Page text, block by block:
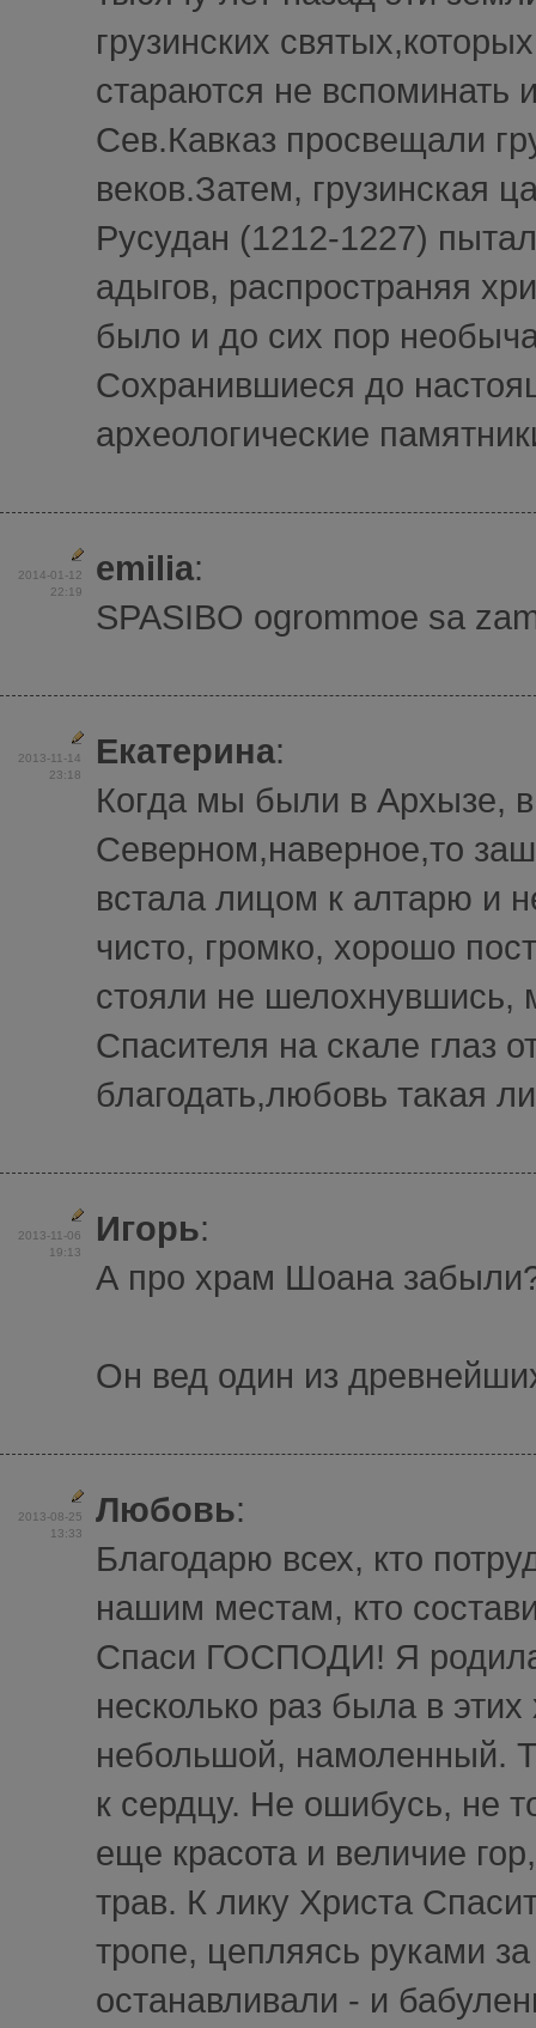
грузинских
стараются не вспоминать
Сев.Кавказ просвещали
веков.Затем, грузинская
Русудан (1212-1227)
адыгов, распространяя
было и до сих пор
Сохранившиеся до
археологические
2014-01-12
22:19
emilia:
SPASIBO ogrommoe sa
2013-11-14
23:18
Екатерина:
Когда мы были в Архызе,
Северном,наверное,то
встала лицом к алтарю и
чисто, громко, хорошо
стояли не шелохнувшись,
Спасителя на скале глаз
благодать,любовь такая
2013-11-06
19:13
Игорь:
А про храм Шоана
Он вед один из
2013-08-25
13:33
Любовь:
Благодарю всех, кто
нашим местам, кто
Спаси ГОСПОДИ! Я
несколько раз была в
небольшой, намоленный.
к сердцу. Не ошибусь, не
еще красота и величие
трав. К лику Христа
тропе, цепляясь руками
останавливали - и